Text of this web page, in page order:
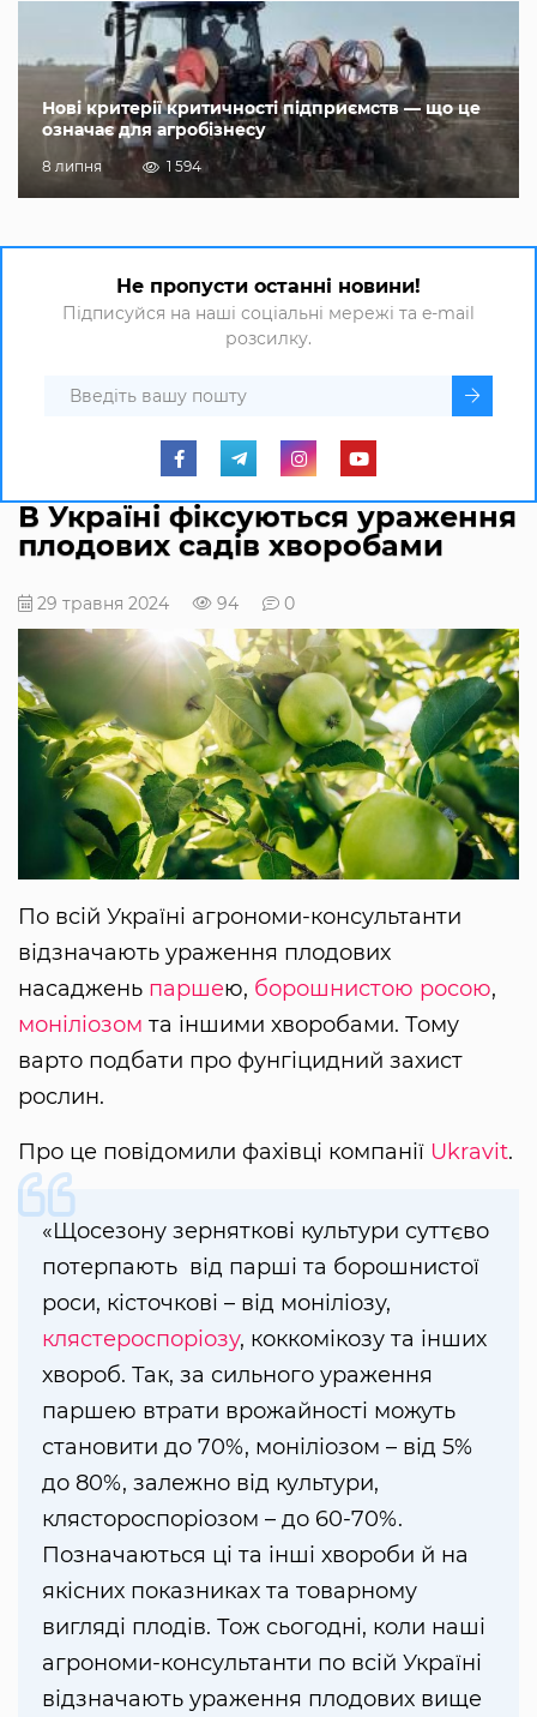
Нові критерії критичності підприємств — що це
означає для агробізнесу
8 липня 1 594
Не пропусти останні новини!
Підписуйся на наші соціальні мережі та e-mail
розсилку.
В Україні фіксуються ураження
плодових садів хворобами
29 травня 2024 94 0
По всій Україні агрономи-консультанти
відзначають ураження плодових
насаджень паршею, борошнистою росою,
моніліозом та іншими хворобами. Тому
варто подбати про фунгіцидний захист
рослин.
Про це повідомили фахівці компанії Ukravit.
«Щосезону зерняткові культури суттєво
потерпають від парші та борошнистої
роси, кісточкові – від моніліозу,
клястероспоріозу, коккомікозу та інших
хвороб. Так, за сильного ураження
паршею втрати врожайності можуть
становити до 70%, моніліозом – від 5%
до 80%, залежно від культури,
клястороспоріозом – до 60-70%.
Позначаються ці та інші хвороби й на
якісних показниках та товарному
вигляді плодів. Тож сьогодні, коли наші
агрономи-консультанти по всій Україні
відзначають ураження плодових вище